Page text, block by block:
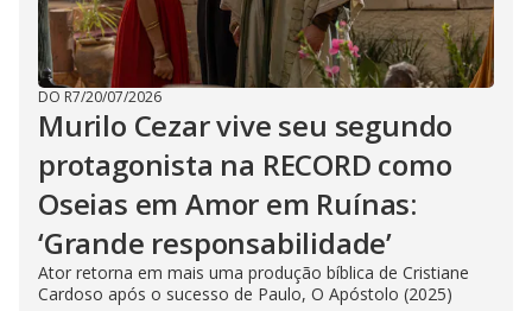
DO R7/20/07/2026
Murilo Cezar vive seu segundo
protagonista na RECORD como
Oseias em Amor em Ruínas:
‘Grande responsabilidade’
Ator retorna em mais uma produção bíblica de Cristiane
Cardoso após o sucesso de Paulo, O Apóstolo (2025)